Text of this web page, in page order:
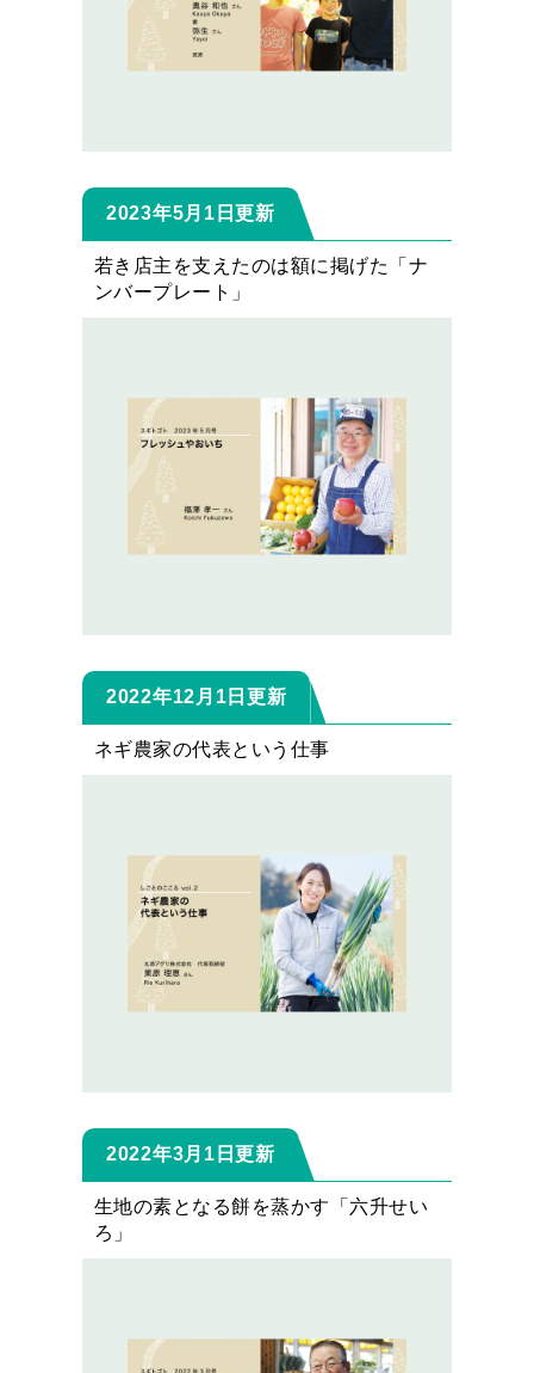
2023年5月1日更新
若き店主を支えたのは額に掲げた「ナ
ンバープレート」
2022年12月1日更新
ネギ農家の代表という仕事
2022年3月1日更新
生地の素となる餅を蒸かす「六升せい
ろ」